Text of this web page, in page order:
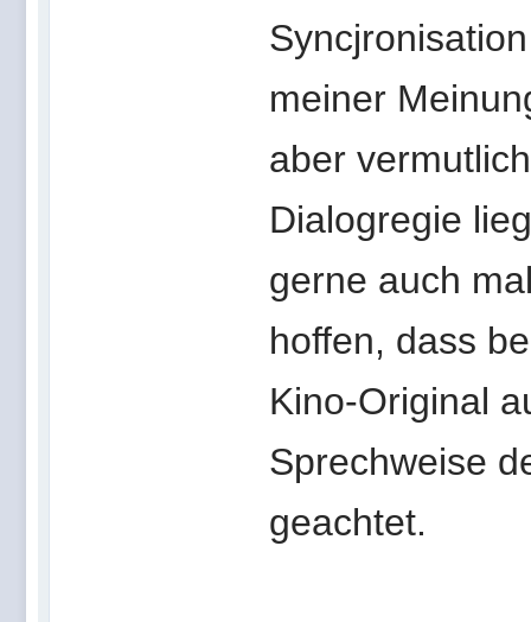
meiner
aber
Dialogregie
gerne auch
hoffen, dass
Kino-Original
Sprechweise
geachtet.